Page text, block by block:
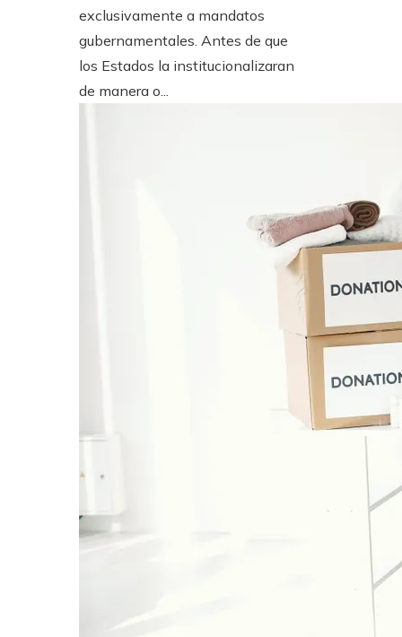
exclusivamente a mandatos
gubernamentales. Antes de que
los Estados la institucionalizaran
de manera o...